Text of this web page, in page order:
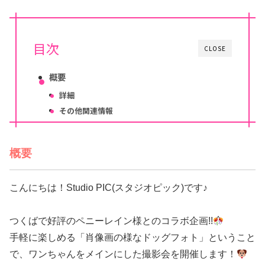
CLOSE
目次
概要
詳細
その他関連情報
概要
こんにちは！Studio PIC(スタジオピック)です♪
つくばで好評のペニーレイン様とのコラボ企画!!
手軽に楽しめる「肖像画の様なドッグフォト」ということ
で、ワンちゃんをメインにした撮影会を開催します！